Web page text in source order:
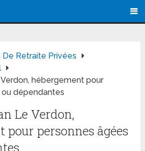
De Retraite Privées
Verdon, hébergement pour
dépendantes
Le Verdon,
pour personnes âgées